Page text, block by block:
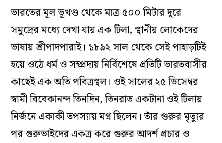
ভারতের মূল ভূখণ্ড থেকে মাত্র ৫০০ মিটার দূরে
সমুদ্রের মধ্যে দেখা যায় এক টিলা, স্থানীয় লোকেদের
ভাষায় শ্রীপাদপারাই। ১৮৯২ সাল থেকে সেই পাহাড়টিই
হয়ে ওঠে ধর্ম ও সম্প্রদায় নির্বিশেষে প্রতিটি ভারতবাসীর
কাছেই এক অতি পবিত্রস্থল। ওই সালের ২৫ ডিসেম্বর
স্বামী বিবেকানন্দ তিনদিন, তিনরাত একটানা ওই টিলায়
নির্জনে একাকী তপস্যায় মগ্ন ছিলেন। তাঁর গুরুর মৃত্যুর
পর গুরুভাইদের একত্র করে গুরুর আদর্শ প্রচার ও